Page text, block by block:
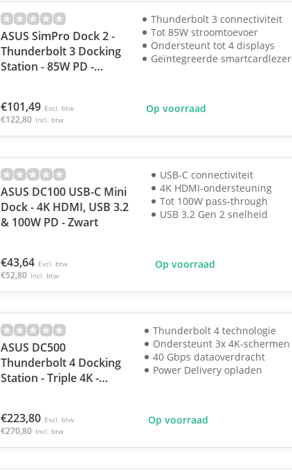
ASUS SimPro Dock 2 -
Thunderbolt 3 Docking
Station - 85W PD -
€101,49 Excl. btw
€122,80 Incl. btw
Thunderbolt 3 connectiviteit
Tot 85W stroomtoevoer
Ondersteunt tot 4 displays
Geïntegreerde smartcardlezer
Op voorraad
ASUS DC100 USB-C Mini
Dock - 4K HDMI, USB 3.2
& 100W PD - Zwart
€43,64 Excl. btw
€52,80 Incl. btw
USB-C connectiviteit
4K HDMI-ondersteuning
Tot 100W pass-through
USB 3.2 Gen 2 snelheid
Op voorraad
ASUS DC500
Thunderbolt 4 Docking
Station - Triple 4K -
€223,80 Excl. btw
€270,80 Incl. btw
Thunderbolt 4 technologie
Ondersteunt 3x 4K-schermen
40 Gbps dataoverdracht
Power Delivery opladen
Op voorraad